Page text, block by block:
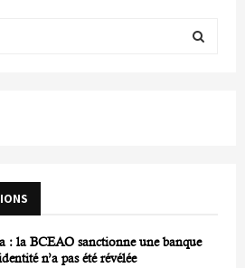
: la BCEAO sanctionne une banque
n’a pas été révélée